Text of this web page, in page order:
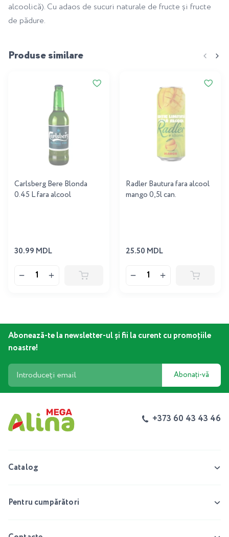
alcoolică). Cu adaos de sucuri naturale de fructe și fructe
de pădure.
Produse similare
Carlsberg Bere Blonda
0.45 L fara alcool
30.99 MDL
Radler Bautura fara alcool
mango 0,5l can.
25.50 MDL
Abonează-te la newsletter-ul și fii la curent cu promoțiile
noastre!
Abonați-vă
+373 60 43 43 46
Catalog
Pentru cumpărători